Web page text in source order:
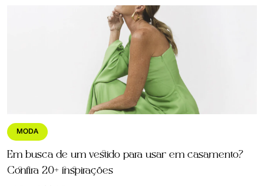
MODA
Em busca de um vestido para usar em casamento?
Confira 20+ inspirações